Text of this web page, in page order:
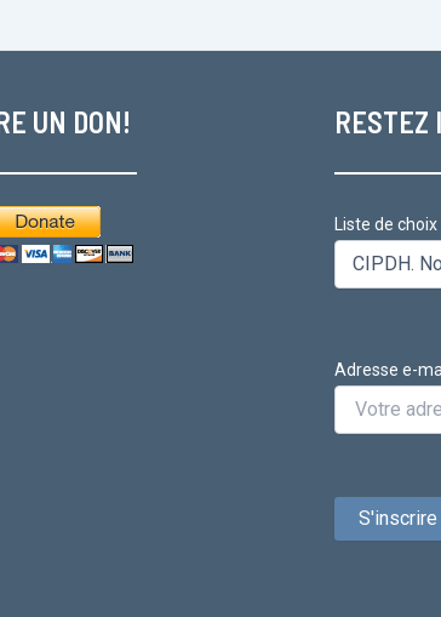
UN DON! RESTEZ
Liste de choix
Adresse e-